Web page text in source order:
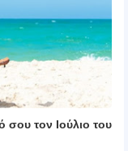
σου τον Ιούλιο του